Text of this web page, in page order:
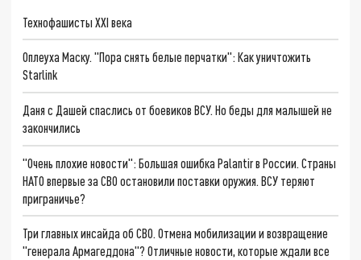
Технофашисты XXI века
Оплеуха Маску. "Пора снять белые перчатки": Как уничтожить
Starlink
Даня с Дашей спаслись от боевиков ВСУ. Но беды для малышей не
закончились
"Очень плохие новости": Большая ошибка Palantir в России. Страны
НАТО впервые за СВО остановили поставки оружия. ВСУ теряют
приграничье?
Три главных инсайда об СВО. Отмена мобилизации и возвращение
"генерала Армагеддона"? Отличные новости, которые ждали все